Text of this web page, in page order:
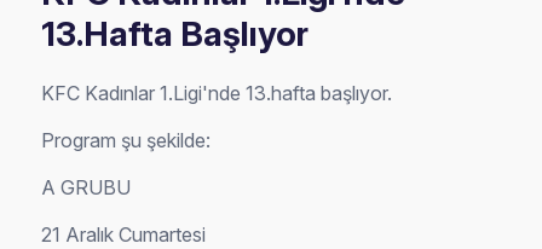
13.Hafta Başlıyor
KFC Kadınlar 1.Ligi'nde 13.hafta başlıyor.
Program şu şekilde:
A GRUBU
21 Aralık Cumartesi